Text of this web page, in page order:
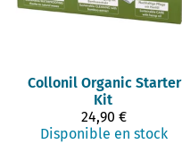
Collonil Organic Starter
Kit
24,90 €
Disponible en stock